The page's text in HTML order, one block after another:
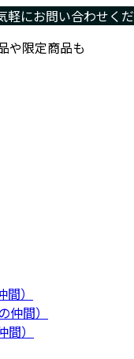
にお問い合わせくだ
や限定商品も
）
間）
）